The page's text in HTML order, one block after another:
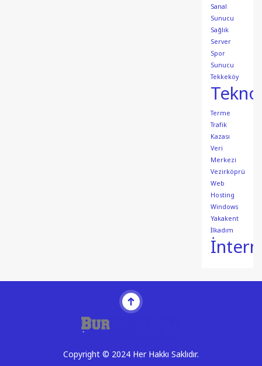
Sanal
Sunucu
Sağlık
Server
Spor
Sunucu
Tekkeköy
Terme
Trafik
Kazası
Veri
Merkezi
Vezirköprü
Web
Hosting
Windows
Yakakent
İlkadım
Copyright © 2024 Her Hakkı Saklıdır.